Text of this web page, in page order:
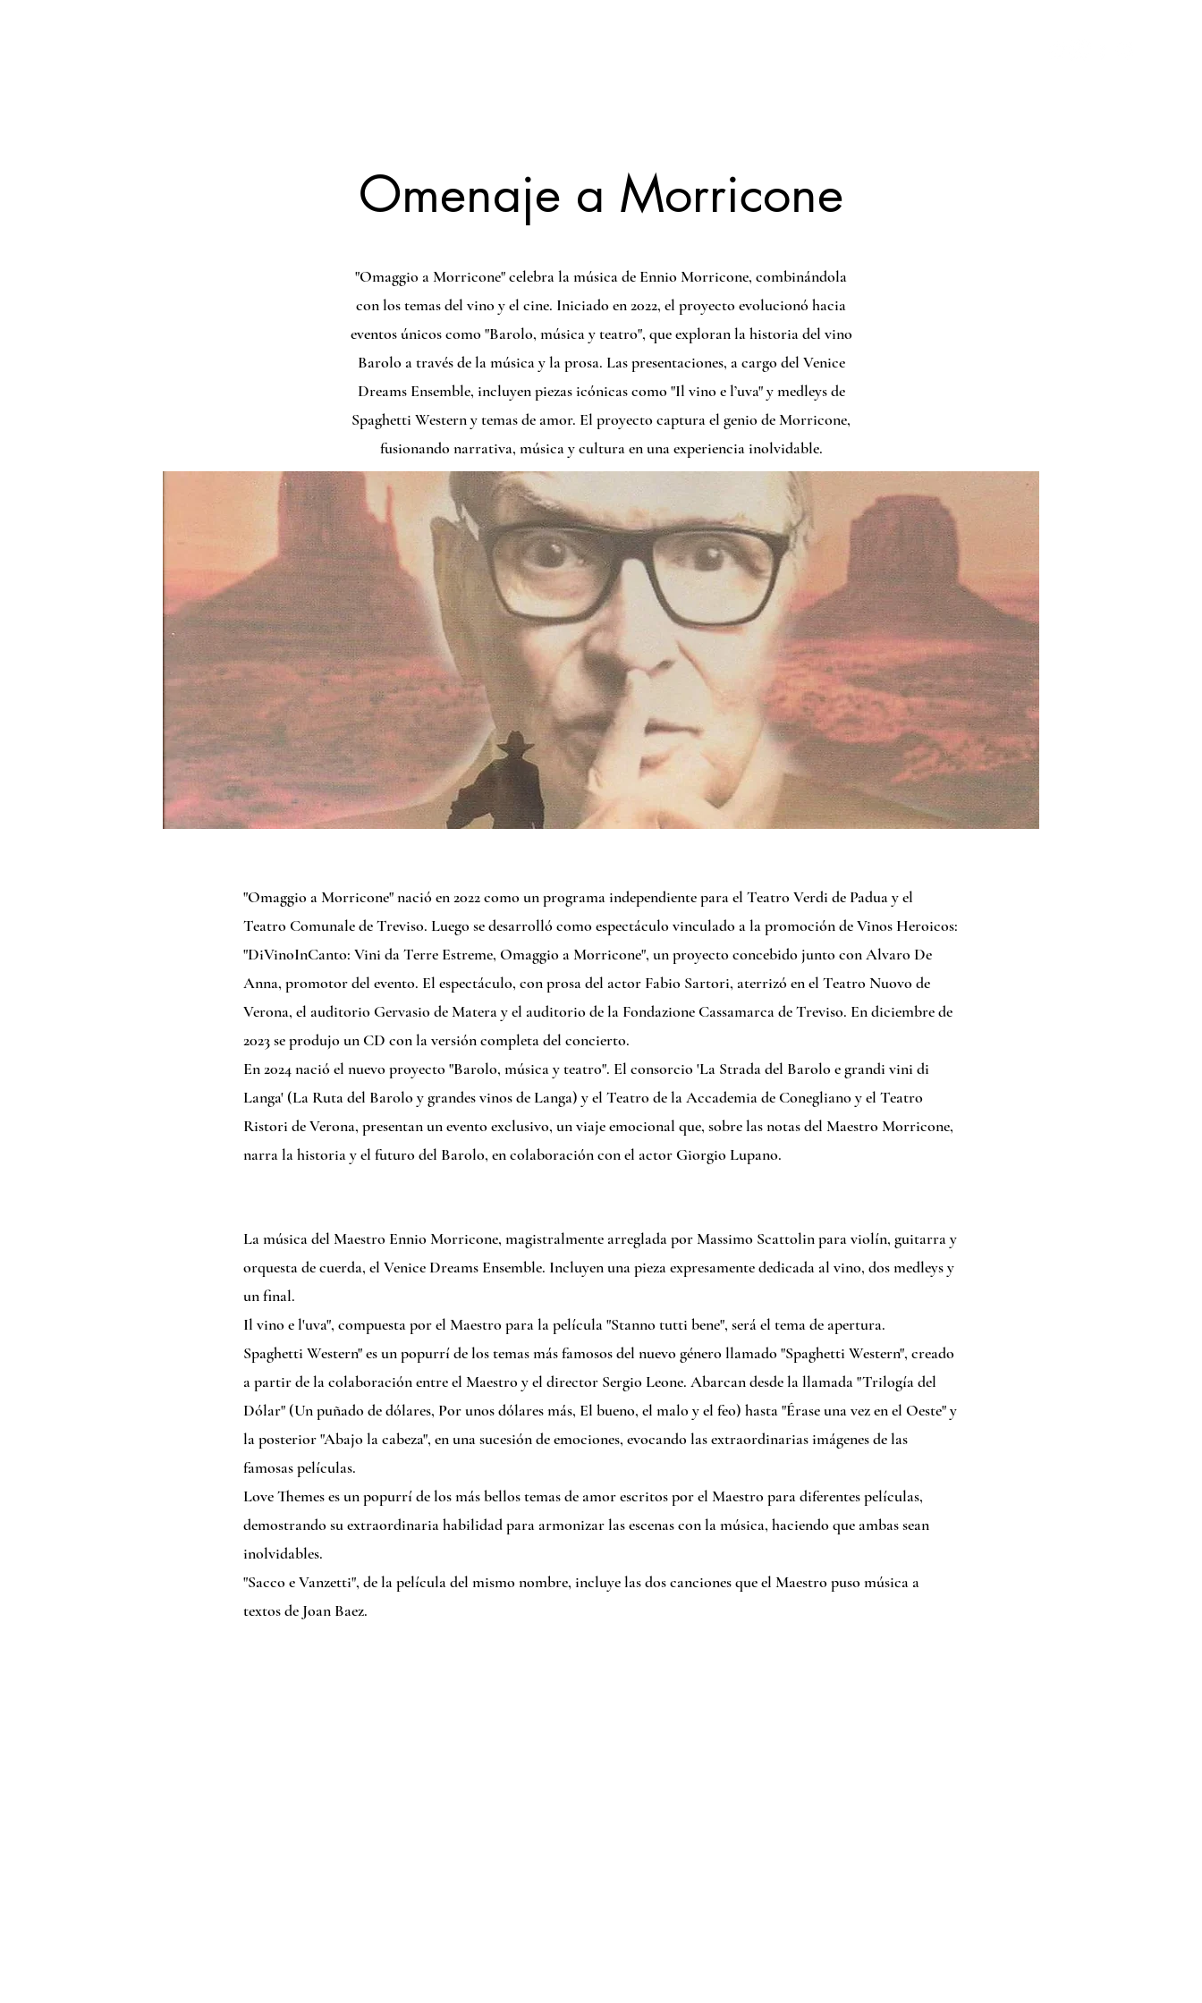
Omenaje a Morricone
"Omaggio a Morricone" celebra la música de Ennio Morricone, combinándola
con los temas del vino y el cine. Iniciado en 2022, el proyecto evolucionó hacia
eventos únicos como "Barolo, música y teatro", que exploran la historia del vino
Barolo a través de la música y la prosa. Las presentaciones, a cargo del Venice
Dreams Ensemble, incluyen piezas icónicas como "Il vino e l’uva" y medleys de
Spaghetti Western y temas de amor. El proyecto captura el genio de Morricone,
fusionando narrativa, música y cultura en una experiencia inolvidable.
"Omaggio a Morricone" nació en 2022 como un programa independiente para el Teatro Verdi de Padua y el
Teatro Comunale de Treviso. Luego se desarrolló como espectáculo vinculado a la promoción de Vinos Heroicos:
"DiVinoInCanto: Vini da Terre Estreme, Omaggio a Morricone", un proyecto concebido junto con Alvaro De
Anna, promotor del evento. El espectáculo, con prosa del actor Fabio Sartori, aterrizó en el Teatro Nuovo de
Verona, el auditorio Gervasio de Matera y el auditorio de la Fondazione Cassamarca de Treviso. En diciembre de
2023 se produjo un CD con la versión completa del concierto.
En 2024 nació el nuevo proyecto "Barolo, música y teatro". El consorcio 'La Strada del Barolo e grandi vini di
Langa' (La Ruta del Barolo y grandes vinos de Langa) y el Teatro de la Accademia de Conegliano y el Teatro
Ristori de Verona, presentan un evento exclusivo, un viaje emocional que, sobre las notas del Maestro Morricone,
narra la historia y el futuro del Barolo, en colaboración con el actor Giorgio Lupano.
La música del Maestro Ennio Morricone, magistralmente arreglada por Massimo Scattolin para violín, guitarra y
orquesta de cuerda, el Venice Dreams Ensemble. Incluyen una pieza expresamente dedicada al vino, dos medleys y
un final.
Il vino e l'uva", compuesta por el Maestro para la película "Stanno tutti bene", será el tema de apertura.
Spaghetti Western" es un popurrí de los temas más famosos del nuevo género llamado "Spaghetti Western", creado
a partir de la colaboración entre el Maestro y el director Sergio Leone. Abarcan desde la llamada "Trilogía del
Dólar" (Un puñado de dólares, Por unos dólares más, El bueno, el malo y el feo) hasta "Érase una vez en el Oeste" y
la posterior "Abajo la cabeza", en una sucesión de emociones, evocando las extraordinarias imágenes de las
famosas películas.
Love Themes es un popurrí de los más bellos temas de amor escritos por el Maestro para diferentes películas,
demostrando su extraordinaria habilidad para armonizar las escenas con la música, haciendo que ambas sean
inolvidables.
"Sacco e Vanzetti", de la película del mismo nombre, incluye las dos canciones que el Maestro puso música a
textos de Joan Baez.